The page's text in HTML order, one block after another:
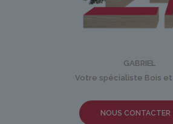
GABRIEL
Votre spécialiste Bois et
NOUS CONTACTER